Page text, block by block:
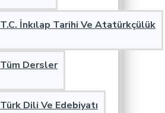
T.C. İnkılap Tarihi Ve Atatürkçülük
Tüm Dersler
Türk Dili Ve Edebiyatı